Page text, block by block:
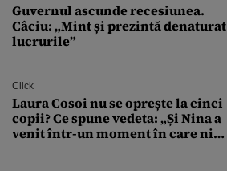
Guvernul ascunde recesiunea.
Câciu: „Mint și prezintă denaturat
lucrurile”
Click
Laura Cosoi nu se oprește la cinci
copii? Ce spune vedeta: „Și Nina a
venit într-un moment în care nici